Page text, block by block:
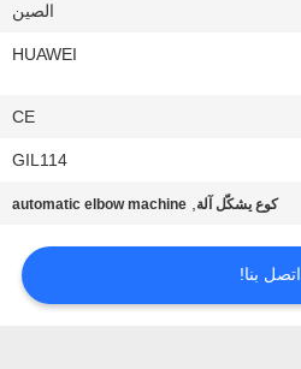
الصين
HUAWEI
CE
GIL114
كوع يشكّل آلة,
automatic elbow machine
اتصل بنا!